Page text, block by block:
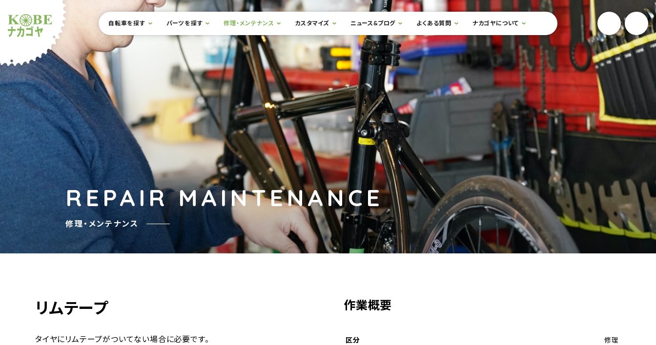
ショップナカゴヤ
サイト内メニュー
本文までスキップ
自転車を探す パーツを探す 修理・メンテナンス カスタマイズ ニュース&ブログ よくある質問 ナカゴヤについて 検索フォームを開閉する YouTube
REPAIR MAINTENANCE
修理・メンテナンス
リムテープ
タイヤにリムテープがついてない場合に必要です。
作業概要
区分 修理